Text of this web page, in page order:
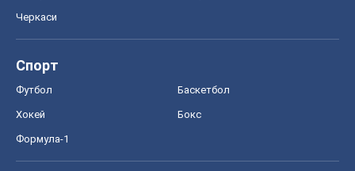
Черкаси
Спорт
Футбол Баскетбол
Хокей Бокс
Формула-1